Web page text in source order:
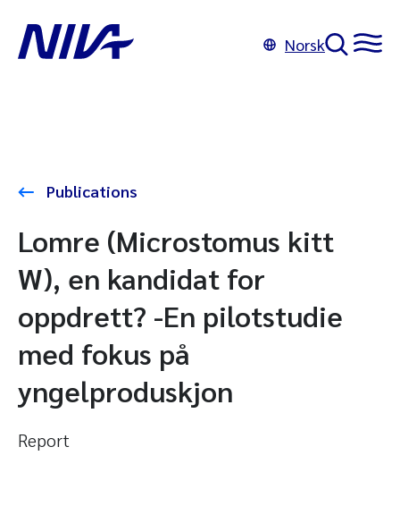
Norsk
Publications
Lomre (Microstomus kitt
W), en kandidat for
oppdrett? -En pilotstudie
med fokus på
yngelproduskjon
Report